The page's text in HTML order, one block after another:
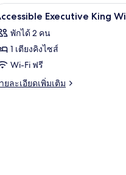
นเป็ด, ตู้นิรภัยในห้องพัก
ด
าพถ่าย
งหมด
อง
1 Executive King
พักได้ 2 คน
1 เตียงคิงไซส์
Wi-Fi ฟรี
ยละเอียดเพิ่มเติม
ย